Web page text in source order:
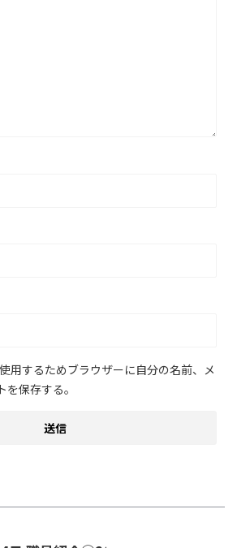
用するためブラウザーに自分の名前、メ
保存する。